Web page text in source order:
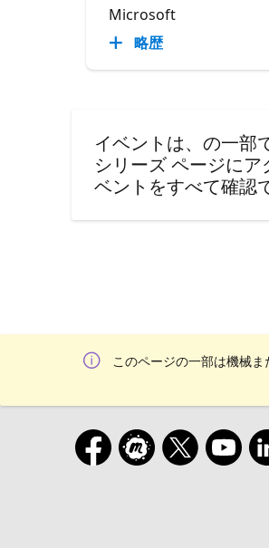
Microsoft
略歴
イベントは、の一
シリーズ ページにア
ベントをすべて確認
このページの一部は機械ま